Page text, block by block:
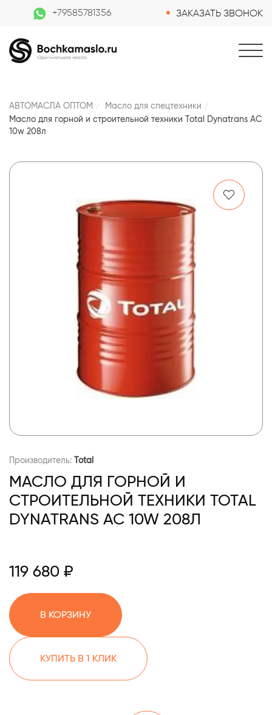
+79585781356 ЗАКАЗАТЬ ЗВОНОК
АВТОМАСЛА ОПТОМ
Масло для спецтехники
Масло для горной и строительной техники Total Dynatrans AC
10w 208л
Производитель: Total
МАСЛО ДЛЯ ГОРНОЙ И
СТРОИТЕЛЬНОЙ ТЕХНИКИ TOTAL
DYNATRANS AC 10W 208Л
119 680 ₽
В КОРЗИНУ
КУПИТЬ В 1 КЛИК